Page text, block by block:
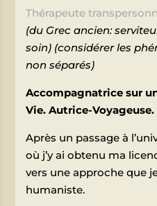
Thérapeute
(du Grec ancien:
soin) (considérer les
non séparés)
Accompagnatrice sur
Vie.Autrice-Voyageuse.
Après un passage à
où j’y ai obtenu ma
vers une approche que
humaniste.